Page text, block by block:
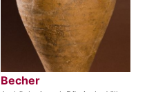
Becher